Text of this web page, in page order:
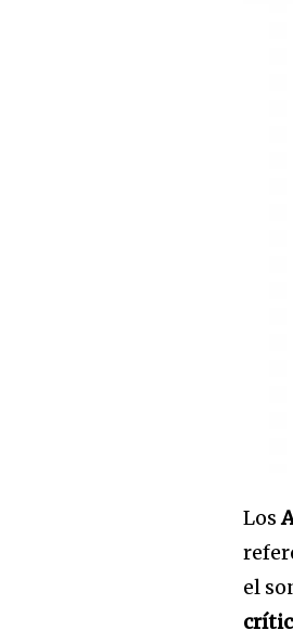
la
Para
click en
Los
el